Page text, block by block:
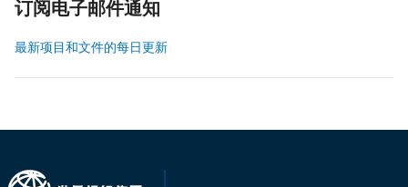
订阅电子邮件通知
最新项目和文件的每日更新